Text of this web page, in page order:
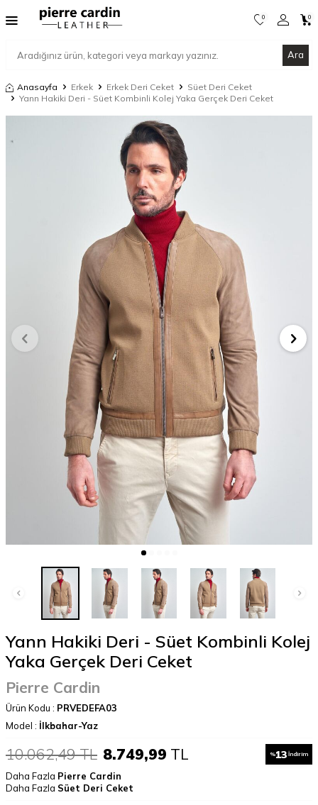
Ara
0 0
Anasayfa Erkek Erkek Deri Ceket
Süet Deri Ceket
Yann Hakiki Deri - Süet Kombinli Kolej Yaka Gerçek Deri Ceket
Yann Hakiki Deri - Süet Kombinli Kolej
Yaka Gerçek Deri Ceket
Pierre Cardin
Ürün Kodu : PRVEDEFA03
Model : İlkbahar-Yaz
10.062,49TL 8.749,99 TL %13 İndirim
Daha Fazla Pierre Cardin
Daha Fazla Süet Deri Ceket